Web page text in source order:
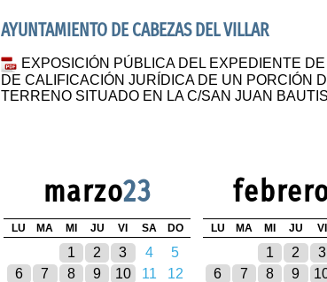
AYUNTAMIENTO DE CABEZAS DEL VILLAR
EXPOSICIÓN PÚBLICA DEL EXPEDIENTE
DE CALIFICACIÓN JURÍDICA DE UN PORCIÓN
TERRENO SITUADO EN LA C/SAN JUAN
marzo23
LU MA MI JU VI SA DO
1 2 3 4
5
6
7 8 9 10 11
12
LU MA MI JU VI
1 2 3
6
7 8 9